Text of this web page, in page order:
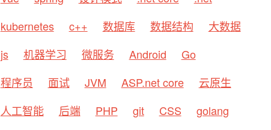
kubernetes
c++ 数据库 数据结构
大数据
js
机器学习 微服务 Android
Go
程序员
面试 JVM ASP.net core
云原生
人工智能
后端 PHP git CSS
golang